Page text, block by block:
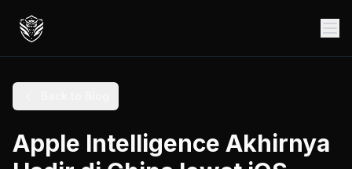
Apple Intelligence Akhirnya